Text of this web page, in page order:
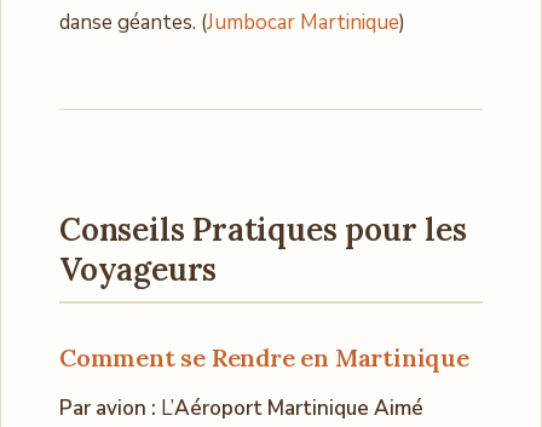
danse géantes. (Jumbocar Martinique)
Conseils Pratiques pour les
Voyageurs
Comment se Rendre en Martinique
Par avion : L’Aéroport Martinique Aimé